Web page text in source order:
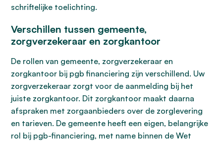
schriftelijke toelichting.
Verschillen tussen gemeente,
zorgverzekeraar en zorgkantoor
De rollen van gemeente, zorgverzekeraar en
zorgkantoor bij pgb financiering zijn verschillend. Uw
zorgverzekeraar zorgt voor de aanmelding bij het
juiste zorgkantoor. Dit zorgkantoor maakt daarna
afspraken met zorgaanbieders over de zorglevering
en tarieven. De gemeente heeft een eigen, belangrijke
rol bij pgb-financiering, met name binnen de Wet